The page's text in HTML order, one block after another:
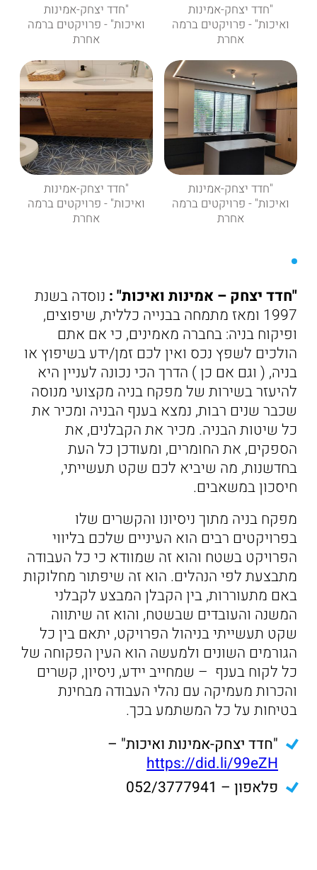
"חדד יצחק-אמינות
ואיכות" - פרויקטים ברמה
אחרת
"חדד יצחק-אמינות
ואיכות" - פרויקטים ברמה
אחרת
"חדד יצחק-אמינות
ואיכות" - פרויקטים ברמה
אחרת
"חדד יצחק-אמינות
ואיכות" - פרויקטים ברמה
אחרת
"חדד יצחק – אמינות ואיכות" : נוסדה בשנת
1997 ומאז מתמחה בבנייה כללית, שיפוצים,
ופיקוח בניה: בחברה מאמינים, כי אם אתם
הולכים לשפץ נכס ואין לכם זמן/ידע בשיפוץ או
בניה, ( וגם אם כן ) הדרך הכי נכונה לעניין היא
להיעזר בשירות של מפקח בניה מקצועי מנוסה
שכבר שנים רבות, נמצא בענף הבניה ומכיר את
כל שיטות הבניה. מכיר את הקבלנים, את
הספקים, את החומרים, ומעודכן כל העת
בחדשנות, מה שיביא לכם שקט תעשייתי,
חיסכון במשאבים.
מפקח בניה מתוך ניסיונו והקשרים שלו
בפרויקטים רבים הוא העיניים שלכם בליווי
הפרויקט בשטח והוא זה שמוודא כי כל העבודה
מתבצעת לפי הנהלים. הוא זה שיפתור מחלוקות
באם מתעוררות, בין הקבלן המבצע לקבלני
המשנה והעובדים שבשטח, והוא זה שיתווה
שקט תעשייתי בניהול הפרויקט, יתאם בין כל
הגורמים השונים ולמעשה הוא העין הפקוחה של
כל לקוח בענף – שמחייב יידע, ניסיון, קשרים
והכרות מעמיקה עם נהלי העבודה מבחינת
בטיחות על כל המשתמע בכך.
"חדד יצחק-אמינות ואיכות" –
https://did.li/99eZH
פלאפון – 052/3777941